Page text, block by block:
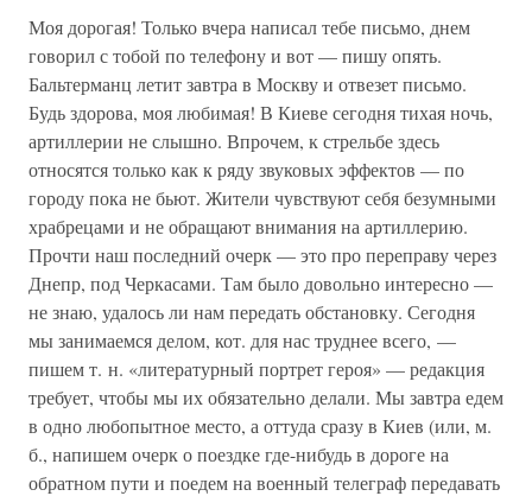
Моя дорогая! Только вчера написал тебе письмо, днем
говорил с тобой по телефону и вот — пишу опять.
Бальтерманц летит завтра в Москву и отвезет письмо.
Будь здорова, моя любимая! В Киеве сегодня тихая ночь,
артиллерии не слышно. Впрочем, к стрельбе здесь
относятся только как к ряду звуковых эффектов — по
городу пока не бьют. Жители чувствуют себя безумными
храбрецами и не обращают внимания на артиллерию.
Прочти наш последний очерк — это про переправу через
Днепр, под Черкасами. Там было довольно интересно —
не знаю, удалось ли нам передать обстановку. Сегодня
мы занимаемся делом, кот. для нас труднее всего, —
пишем т. н. «литературный портрет героя» — редакция
требует, чтобы мы их обязательно делали. Мы завтра едем
в одно любопытное место, а оттуда сразу в Киев (или, м.
б., напишем очерк о поездке где-нибудь в дороге на
обратном пути и поедем на военный телеграф передавать